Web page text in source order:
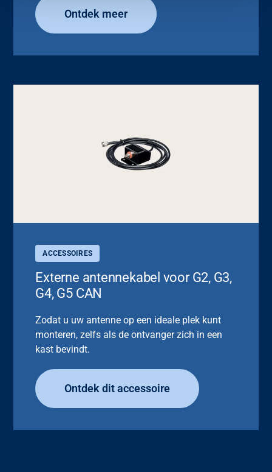
Ontdek meer
ACCESSOIRES
Externe antennekabel voor G2, G3,
G4, G5 CAN
Zodat u uw antenne op een ideale plek kunt
monteren, zelfs als de ontvanger zich in een
kast bevindt.
Ontdek dit accessoire